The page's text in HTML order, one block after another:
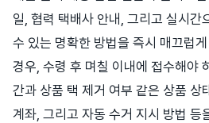
일, 협력 택배사 안내, 그리고 실시간
수 있는 명확한 방법을 즉시 매끄럽
경우, 수령 후 며칠 이내에 접수해야
간과 상품 택 제거 여부 같은 상품 상
계좌, 그리고 자동 수거 지시 방법 등